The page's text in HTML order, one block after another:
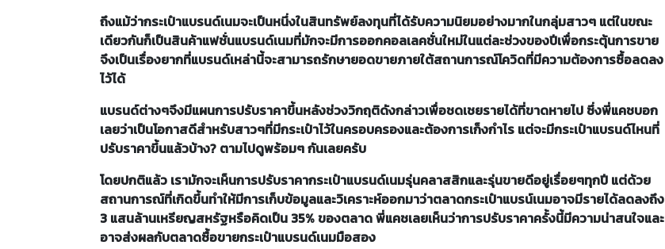
ถึงแม้ว่ากระเป๋าแบรนด์เนมจะเป็นหนึ่งในสินทรัพย์ลงทุนที่ได้รับความนิยมอย่างมากในกลุ่มสาวๆ แต่ในขณะ
เดียวกันก็เป็นสินค้าแฟชั่นแบรนด์เนมที่มักจะมีการออกคอลเลคชั่นใหม่ในแต่ละช่วงของปีเพื่อกระตุ้นการขาย
จึงเป็นเรื่องยากที่แบรนด์เหล่านี้จะสามารถรักษายอดขายภายใต้สถานการณ์โควิดที่มีความต้องการซื้อลดลง
ไว้ได้
แบรนด์ต่างๆจึงมีแผนการปรับราคาขึ้นหลังช่วงวิกฤติดังกล่าวเพื่อชดเชยรายได้ที่ขาดหายไป ซึ่งพี่แคชบอก
เลยว่าเป็นโอกาสดีสำหรับสาวๆที่มีกระเป๋าไว้ในครอบครองและต้องการเก็งกำไร แต่จะมีกระเป๋าแบรนด์ไหนที่
ปรับราคาขึ้นแล้วบ้าง? ตามไปดูพร้อมๆ กันเลยครับ
โดยปกติแล้ว เรามักจะเห็นการปรับราคากระเป๋าแบรนด์เนมรุ่นคลาสสิกและรุ่นขายดีอยู่เรื่อยๆทุกปี แต่ด้วย
สถานการณ์ที่เกิดขึ้นทำให้มีการเก็บข้อมูลและวิเคราะห์ออกมาว่าตลาดกระเป๋าแบรน์เนมอาจมีรายได้ลดลงถึง
3 แสนล้านเหรียญสหรัฐหรือคิดเป็น 35% ของตลาด พี่แคชเลยเห็นว่าการปรับราคาครั้งนี้มีความน่าสนใจและ
อาจส่งผลกับตลาดซื้อขายกระเป๋าแบรนด์เนมมือสอง